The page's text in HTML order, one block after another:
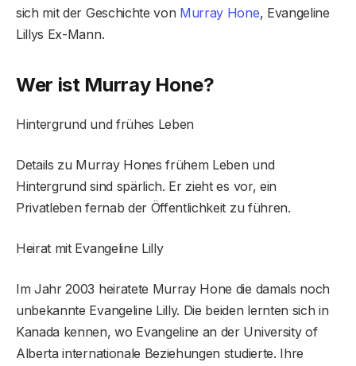
sich mit der Geschichte von Murray Hone, Evangeline
Lillys Ex-Mann.
Wer ist Murray Hone?
Hintergrund und frühes Leben
Details zu Murray Hones frühem Leben und
Hintergrund sind spärlich. Er zieht es vor, ein
Privatleben fernab der Öffentlichkeit zu führen.
Heirat mit Evangeline Lilly
Im Jahr 2003 heiratete Murray Hone die damals noch
unbekannte Evangeline Lilly. Die beiden lernten sich in
Kanada kennen, wo Evangeline an der University of
Alberta internationale Beziehungen studierte. Ihre